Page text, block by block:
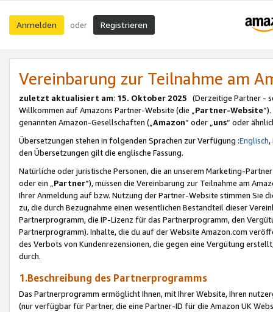
Anmelden oder Registrieren
Vereinbarung zur Teilnahme am
zuletzt aktualisiert am: 15. Oktober 2025 (Derzeitige Partner -
Willkommen auf Amazons Partner-Website (die „Partner-Website
genannten Amazon-Gesellschaften („Amazon“ oder „uns“ oder
Übersetzungen stehen in folgenden Sprachen zur Verfügung :Englisch,
den Übersetzungen gilt die englische Fassung.
Natürliche oder juristische Personen, die an unserem Marketing-
oder ein „Partner“), müssen die Vereinbarung zur Teilnahme am
Ihrer Anmeldung auf bzw. Nutzung der Partner-Website stimmen Sie
zu, die durch Bezugnahme einen wesentlichen Bestandteil dieser
Partnerprogramm, die IP-Lizenz für das Partnerprogramm, den
Partnerprogramm). Inhalte, die du auf der Website Amazon.com
des Verbots von Kundenrezensionen, die gegen eine Vergütung
durch.
1.Beschreibung des Partnerprogramms
Das Partnerprogramm ermöglicht Ihnen, mit Ihrer Website, Ihren
(nur verfügbar für Partner, die eine Partner-ID für die Amazon UK